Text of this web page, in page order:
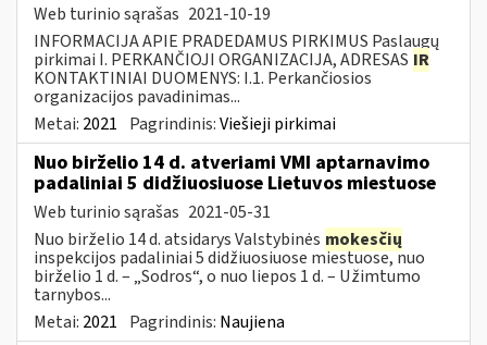
Web turinio sąrašas 2021-10-19
INFORMACIJA APIE PRADEDAMUS PIRKIMUS Paslaugų
pirkimai I. PERKANČIOJI ORGANIZACIJA, ADRESAS IR
KONTAKTINIAI DUOMENYS: I.1. Perkančiosios
organizacijos pavadinimas...
Metai: 2021 Pagrindinis:Viešieji pirkimai
Nuo birželio 14 d. atveriami VMI aptarnavimo
padaliniai 5 didžiuosiuose Lietuvos miestuose
Web turinio sąrašas 2021-05-31
Nuo birželio 14 d. atsidarys Valstybinės mokesčių
inspekcijos padaliniai 5 didžiuosiuose miestuose, nuo
birželio 1 d. – „Sodros“, o nuo liepos 1 d. – Užimtumo
tarnybos...
Metai: 2021 Pagrindinis: Naujiena